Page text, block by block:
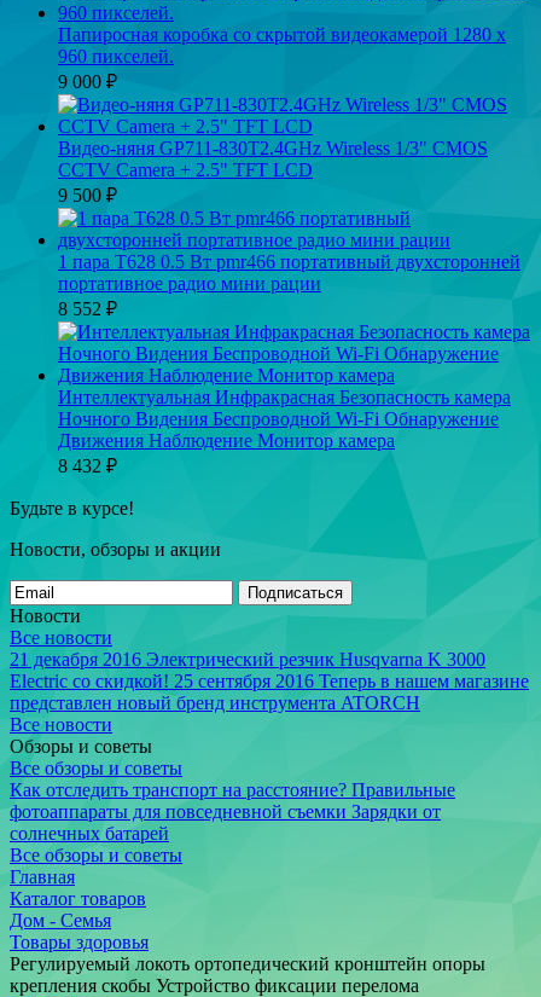
Папиросная коробка со скрытой видеокамерой 1280 x
960 пикселей.
9 000 ₽
Видео-няня GP711-830T2.4GHz Wireless 1/3" CMOS
CCTV Camera + 2.5" TFT LСD
9 500 ₽
1 пара T628 0.5 Вт pmr466 портативный двухсторонней
портативное радио мини рации
8 552 ₽
Интеллектуальная Инфракрасная Безопасность камера
Ночного Видения Беспроводной Wi-Fi Обнаружение
Движения Наблюдение Монитор камера
8 432 ₽
Будьте в курсе!
Новости, обзоры и акции
Подписаться
Новости
Все новости
21 декабря 2016 Электрический резчик Husqvarna K 3000
Electric со скидкой! 25 сентября 2016 Теперь в нашем магазине
представлен новый бренд инструмента ATORCH
Все новости
Обзоры и советы
Все обзоры и советы
Как отследить транспорт на расстояние? Правильные
фотоаппараты для повседневной съемки Зарядки от
солнечных батарей
Все обзоры и советы
Главная
Каталог товаров
Дом - Семья
Товары здоровья
Регулируемый локоть ортопедический кронштейн опоры
крепления скобы Устройство фиксации перелома